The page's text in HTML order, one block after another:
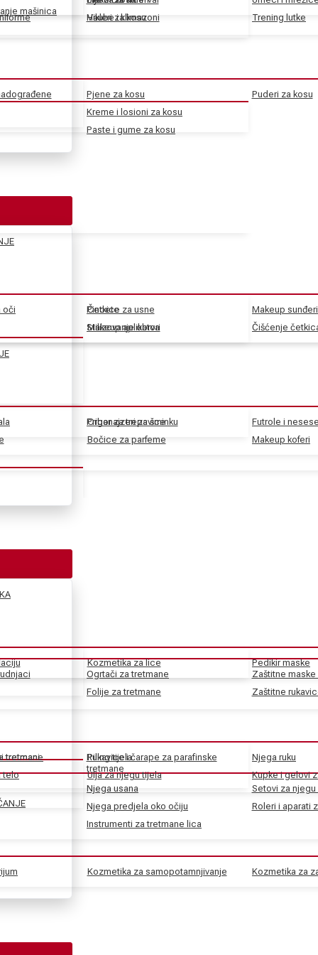
mašinica
Haube i klimazoni
Pjene za kosu
Kreme i losioni za kosu
Paste i gume za kosu
Puderi za kosu
Vikleri za kosu
Trening lutke
oči
Pincete
Stilizovanje obrva
Pribor za trepavice
Četkice za usne
Makeup aplikatori
Makeup sunđeri
Čišćenje
Organajzeri za šminku
Bočice za parfeme
Futrole i
Makeup koferi
tretmane
Rukavice i čarape za parafinske
tretmane
Ogrtači za tretmane
Folije za tretmane
Zaštitne
Zaštitne
Njega usana
Njega predjela oko očiju
Instrumenti za tretmane lica
Setovi za njegu
Roleri i aparati
Kozmetika za lice Pedikir maske
tretmani
telo
Piling tijela
Ulja za njegu tijela
Njega ruku
Kupke i gelovi
Kozmetika za samopotamnjivanje Kozmetika za